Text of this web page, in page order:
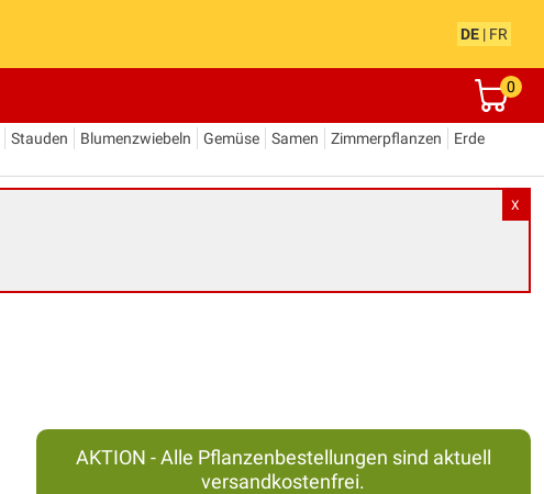
DE | FR
0
Stauden Blumenzwiebeln Gemüse Samen Zimmerpflanzen
Erde
X
AKTION - Alle Pflanzenbestellungen sind aktuell
versandkostenfrei.